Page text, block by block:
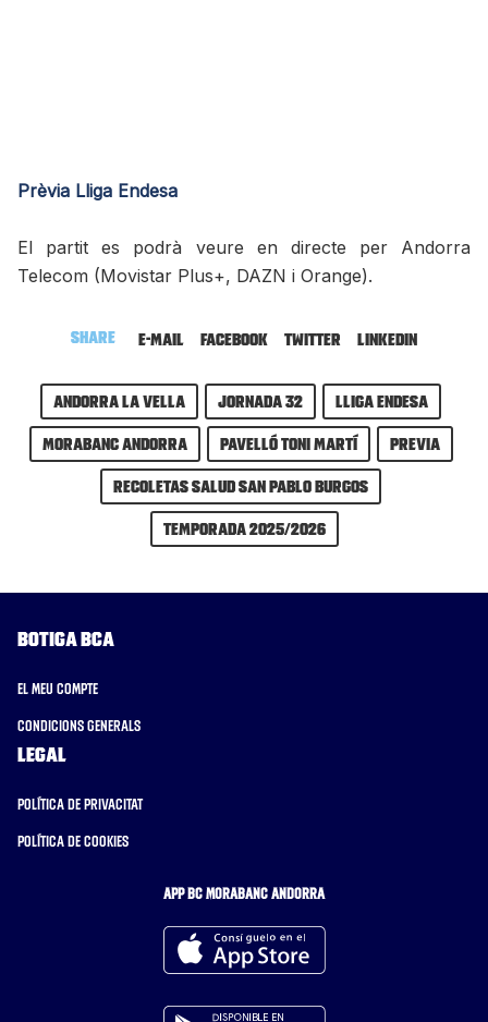
Prèvia Lliga Endesa
El partit es podrà veure en directe per Andorra
Telecom (Movistar Plus+, DAZN i Orange).
Share E-mail Facebook Twitter LinkedIn
Andorra la Vella Jornada 32
Lliga Endesa
MoraBanc Andorra
Pavelló Toni Martí
previa
Recoletas Salud San Pablo Burgos
Temporada 2025/2026
Botiga BCA
El meu compte
Condicions generals
Legal
Política de privacitat
Política de cookies
APP BC MORABANC ANDORRA